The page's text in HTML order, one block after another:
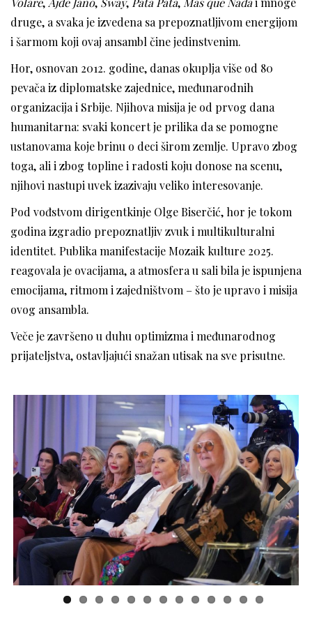
druge, a svaka je izvedena sa prepoznatljivom energijom
i šarmom koji ovaj ansambl čine jedinstvenim.
Hor, osnovan 2012. godine, danas okuplja više od 80
pevača iz diplomatske zajednice, međunarodnih
organizacija i Srbije. Njihova misija je od prvog dana
humanitarna: svaki koncert je prilika da se pomogne
ustanovama koje brinu o deci širom zemlje. Upravo zbog
toga, ali i zbog topline i radosti koju donose na scenu,
njihovi nastupi uvek izazivaju veliko interesovanje.
Pod vođstvom dirigentkinje Olge Biserčić, hor je tokom
godina izgradio prepoznatljiv zvuk i multikulturalni
identitet. Publika manifestacije Mozaik kulture 2025.
reagovala je ovacijama, a atmosfera u sali bila je ispunjena
emocijama, ritmom i zajedništvom – što je upravo i misija
ovog ansambla.
Veče je završeno u duhu optimizma i međunarodnog
prijateljstva, ostavljajući snažan utisak na sve prisutne.
Previous Next